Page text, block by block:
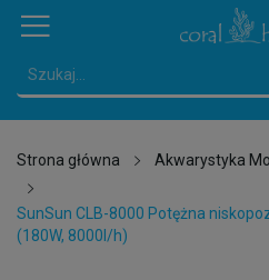
Strona główna Akwarystyka
SunSun CLB-8000 Potężna
(180W, 8000l/h)